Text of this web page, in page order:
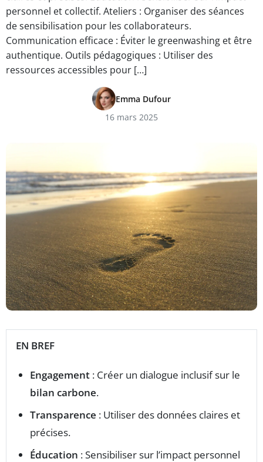
personnel et collectif. Ateliers : Organiser des séances
de sensibilisation pour les collaborateurs.
Communication efficace : Éviter le greenwashing et être
authentique. Outils pédagogiques : Utiliser des
ressources accessibles pour […]
Emma Dufour
16 mars 2025
EN BREF
Engagement : Créer un dialogue inclusif sur le
bilan carbone.
Transparence : Utiliser des données claires et
précises.
Éducation : Sensibiliser sur l’impact personnel